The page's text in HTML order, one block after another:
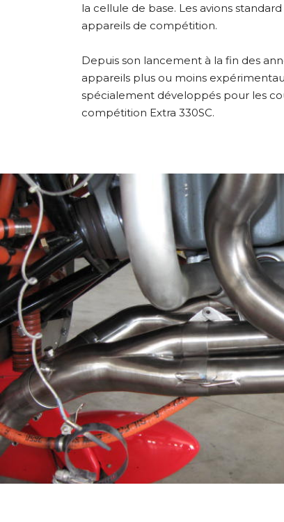
la cellule de base. Les avions
appareils de compétition.
Depuis son lancement à la fin des
appareils plus ou moins
spécialement développés pour les
compétition Extra 330SC.